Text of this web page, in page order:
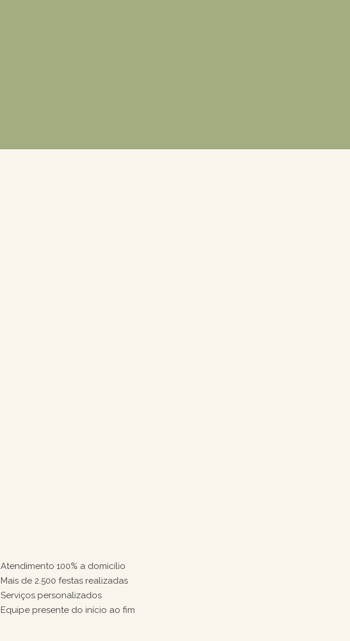
Atendimento 100% a domicílio
Mais de 2.500 festas realizadas
Serviços personalizados
Equipe presente do início ao fim